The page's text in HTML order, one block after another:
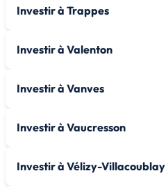
Investir à Trappes
Investir à Valenton
Investir à Vanves
Investir à Vaucresson
Investir à Vélizy-Villacoublay